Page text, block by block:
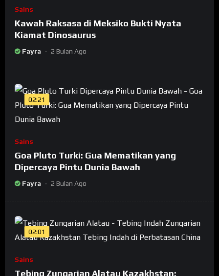
Sains
Kawah Raksasa di Meksiko Bukti Nyata
Kiamat Dinosaurus
Fayra 2 Bulan Ago
02:21
Sains
Goa Pluto Turki: Gua Mematikan yang
Dipercaya Pintu Dunia Bawah
Fayra 2 Bulan Ago
02:01
Sains
Tebing Zungarian Alatau Kazakhstan: